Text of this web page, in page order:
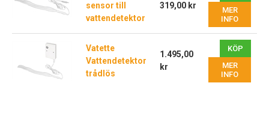
sensor till
vattendetektor
319,00 kr
MER
INFO
Vatette
Vattendetektor
trådlös
1.495,00
kr
KÖP
MER
INFO